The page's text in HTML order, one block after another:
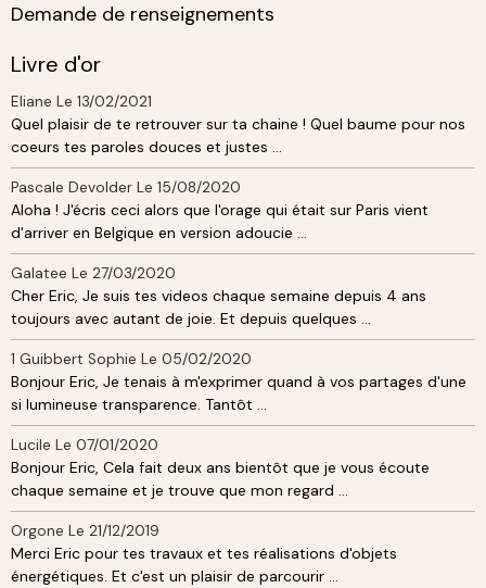
Demande de renseignements
Livre d'or
Eliane Le 13/02/2021
Quel plaisir de te retrouver sur ta chaine ! Quel baume pour nos
coeurs tes paroles douces et justes ...
Pascale Devolder Le 15/08/2020
Aloha ! J'écris ceci alors que l'orage qui était sur Paris vient
d'arriver en Belgique en version adoucie ...
Galatee Le 27/03/2020
Cher Eric, Je suis tes videos chaque semaine depuis 4 ans
toujours avec autant de joie. Et depuis quelques ...
1 Guibbert Sophie Le 05/02/2020
Bonjour Eric, Je tenais à m'exprimer quand à vos partages d'une
si lumineuse transparence. Tantôt ...
Lucile Le 07/01/2020
Bonjour Eric, Cela fait deux ans bientôt que je vous écoute
chaque semaine et je trouve que mon regard ...
Orgone Le 21/12/2019
Merci Eric pour tes travaux et tes réalisations d'objets
énergétiques. Et c'est un plaisir de parcourir ...